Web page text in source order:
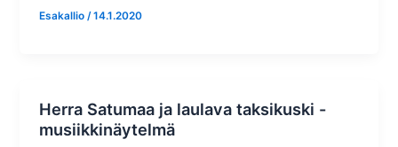
Esakallio/14.1.2020
Herra Satumaa ja laulava taksikuski -
musiikkinäytelmä